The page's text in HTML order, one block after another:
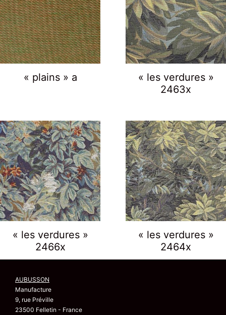
« plains » a
« les verdures »
2463x
« les verdures »
2466x
« les verdures »
2464x
AUBUSSON
Manufacture
9, rue Préville
23500 Felletin - France